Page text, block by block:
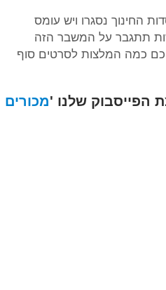
החינוך נסגרו ויש עומס
תתגבר על המשבר הזה
כמה המלצות לסרטים סוף
הפייסבוק שלנו 'מכורים